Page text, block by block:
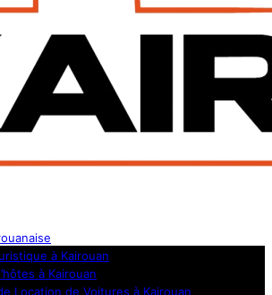
à Kairouan
à Kairouan
Location de Voitures à Kairouan